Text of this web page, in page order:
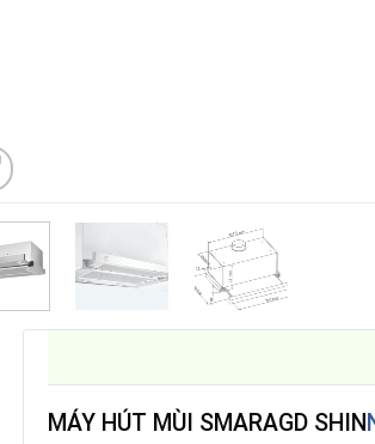
MÁY HÚT MÙI SMARAGD SHIN